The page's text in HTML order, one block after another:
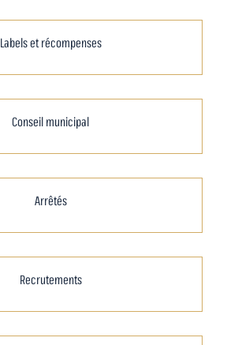
Labels et récompenses
Conseil municipal
Arrêtés
Recrutements